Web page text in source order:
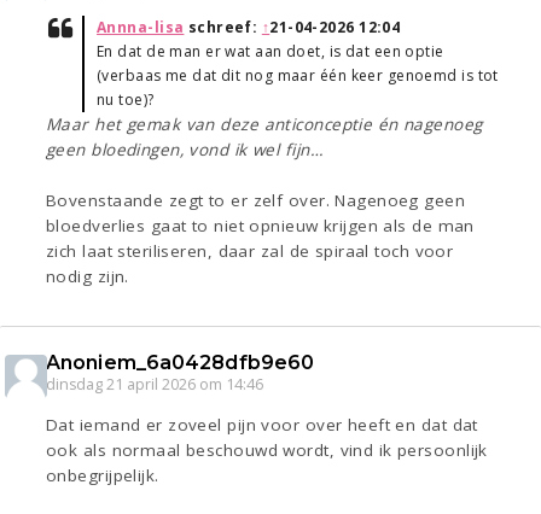
Annna-lisa schreef: ↑21-04-2026 12:04
En dat de man er wat aan doet, is dat een optie
(verbaas me dat dit nog maar één keer genoemd is tot
nu toe)?
Maar het gemak van deze anticonceptie én nagenoeg
geen bloedingen, vond ik wel fijn…
Bovenstaande zegt to er zelf over. Nagenoeg geen
bloedverlies gaat to niet opnieuw krijgen als de man
zich laat steriliseren, daar zal de spiraal toch voor
nodig zijn.
Anoniem_6a0428dfb9e60
dinsdag 21 april 2026 om 14:46
Dat iemand er zoveel pijn voor over heeft en dat dat
ook als normaal beschouwd wordt, vind ik persoonlijk
onbegrijpelijk.